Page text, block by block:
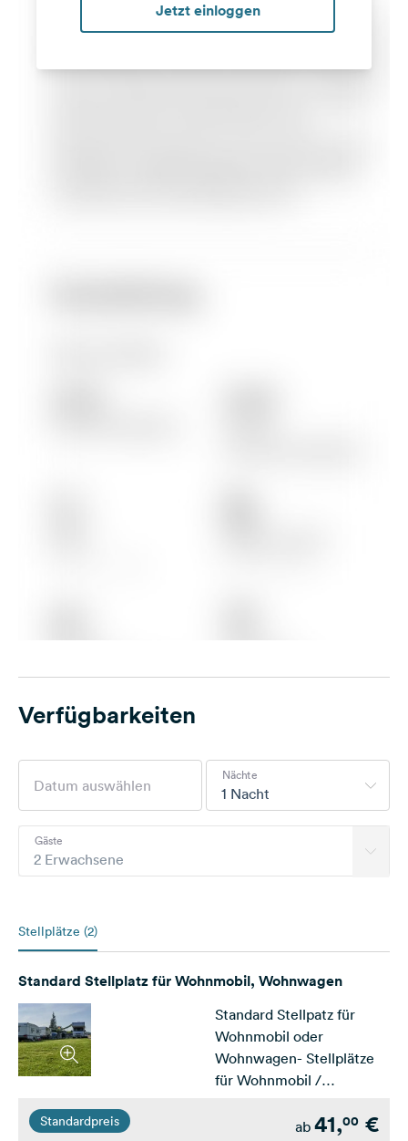
Jetzt einloggen
Verfügbarkeiten
1 Nacht
Nächte
2 Erwachsene
Gäste
Stellplätze (2)
Standard Stellplatz für Wohnmobil, Wohnwagen
Standard Stellpatz für
Wohnmobil oder
Wohnwagen- Stellplätze
für Wohnmobil /
befestigten Fahrspuren
Standardpreis ab 41,00 €